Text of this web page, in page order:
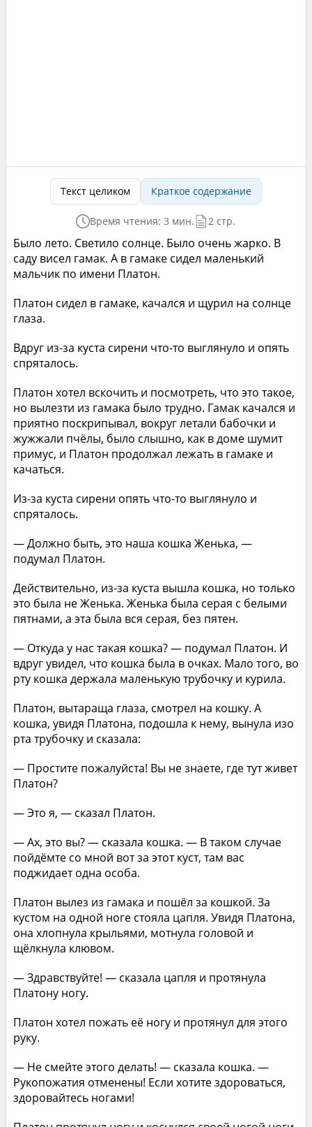
Текст целиком Краткое содержание
Время чтения: 3 мин. 2 стр.
Было лето. Светило солнце. Было очень жарко. В
саду висел гамак. А в гамаке сидел маленький
мальчик по имени Платон.
Платон сидел в гамаке, качался и щурил на солнце
глаза.
Вдруг из-за куста сирени что-то выглянуло и опять
спряталось.
Платон хотел вскочить и посмотреть, что это такое,
но вылезти из гамака было трудно. Гамак качался и
приятно поскрипывал, вокруг летали бабочки и
жужжали пчёлы, было слышно, как в доме шумит
примус, и Платон продолжал лежать в гамаке и
качаться.
Из-за куста сирени опять что-то выглянуло и
спряталось.
— Должно быть, это наша кошка Женька, —
подумал Платон.
Действительно, из-за куста вышла кошка, но только
это была не Женька. Женька была серая с белыми
пятнами, а эта была вся серая, без пятен.
— Откуда у нас такая кошка? — подумал Платон. И
вдруг увидел, что кошка была в очках. Мало того, во
рту кошка держала маленькую трубочку и курила.
Платон, вытараща глаза, смотрел на кошку. А
кошка, увидя Платона, подошла к нему, вынула изо
рта трубочку и сказала:
— Простите пожалуйста! Вы не знаете, где тут живет
Платон?
— Это я, — сказал Платон.
— Ах, это вы? — сказала кошка. — В таком случае
пойдёмте со мной вот за этот куст, там вас
поджидает одна особа.
Платон вылез из гамака и пошёл за кошкой. За
кустом на одной ноге стояла цапля. Увидя Платона,
она хлопнула крыльями, мотнула головой и
щёлкнула клювом.
— Здравствуйте! — сказала цапля и протянула
Платону ногу.
Платон хотел пожать её ногу и протянул для этого
руку.
— Не смейте этого делать! — сказала кошка. —
Рукопожатия отменены! Если хотите здороваться,
здоровайтесь ногами!